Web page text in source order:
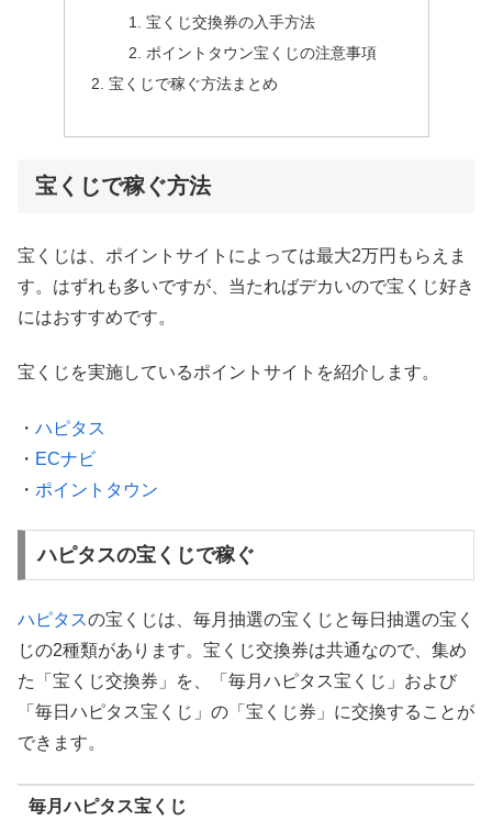
宝くじ交換券の入手方法
ポイントタウン宝くじの注意事項
宝くじで稼ぐ方法まとめ
宝くじで稼ぐ方法
宝くじは、ポイントサイトによっては最大2万円もらえま
す。はずれも多いですが、当たればデカいので宝くじ好き
にはおすすめです。
宝くじを実施しているポイントサイトを紹介します。
・ ハピタス
・ ECナビ
・ ポイントタウン
ハピタスの宝くじで稼ぐ
ハピタスの宝くじは、毎月抽選の宝くじと毎日抽選の宝く
じの2種類があります。宝くじ交換券は共通なので、集め
た「宝くじ交換券」を、「毎月ハピタス宝くじ」および
「毎日ハピタス宝くじ」の「宝くじ券」に交換することが
できます。
毎月ハピタス宝くじ